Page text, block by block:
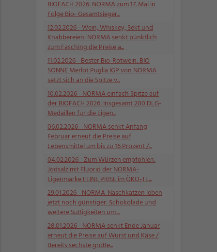
BIOFACH 2026: NORMA zum 17. Mal in
Folge Bio- Gesamtsieger...
12.02.2026- Wein, Whiskey, Sekt und
Knabbereien: NORMA senkt pünktlich
zum Fasching die Preise a...
11.02.2026- Bester Bio-Rotwein: BIO
SONNE Merlot Puglia IGP von NORMA
setzt sich an die Spitze v...
10.02.2026- NORMA einfach Spitze auf
der BIOFACH 2026: Insgesamt 200 DLG-
Medaillen für die Eigen...
06.02.2026- NORMA senkt Anfang
Februar erneut die Preise auf
Lebensmittel um bis zu 16 Prozent /...
04.02.2026- Zum Würzen empfohlen:
Jodsalz mit Fluorid der NORMA-
Eigenmarke FEINE PRISE im ÖKO-TE...
29.01.2026- NORMA-Naschkatzen leben
jetzt noch günstiger: Schokolade und
weitere Süßigkeiten um ...
28.01.2026- NORMA senkt Ende Januar
erneut die Preise auf Wurst und Käse /
Bereits sechste große...